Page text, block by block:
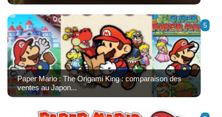
5
Paper Mario : The Origami King : comparaison des
ventes au Japon...